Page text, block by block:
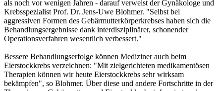
als noch vor wenigen Jahren - darauf verweist der Gynäkologe und
Krebsspezialist Prof. Dr. Jens-Uwe Blohmer. "Selbst bei
aggressiven Formen des Gebärmutterkörperkrebses haben sich die
Behandlungsergebnisse dank interdisziplinärer, schonender
Operationsverfahren wesentlich verbessert."
Bessere Behandlungserfolge können Mediziner auch beim
Eierstockkrebs verzeichnen: "Mit zielgerichteten medikamentösen
Therapien können wir heute Eierstockkrebs sehr wirksam
bekämpfen", so Blohmer. Über diese und andere Fortschritte in der